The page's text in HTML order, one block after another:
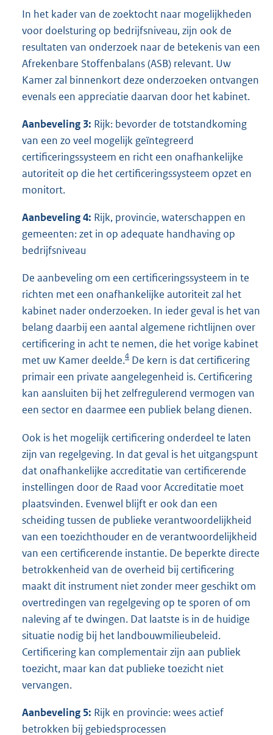
In het kader van de zoektocht naar mogelijkheden
voor doelsturing op bedrijfsniveau, zijn ook de
resultaten van onderzoek naar de betekenis van een
Afrekenbare Stoffenbalans (ASB) relevant. Uw
Kamer zal binnenkort deze onderzoeken ontvangen
evenals een appreciatie daarvan door het kabinet.
Aanbeveling 3: Rijk: bevorder de totstandkoming
van een zo veel mogelijk geïntegreerd
certificeringssysteem en richt een onafhankelijke
autoriteit op die het certificeringssysteem opzet en
monitort.
Aanbeveling 4: Rijk, provincie, waterschappen en
gemeenten: zet in op adequate handhaving op
bedrijfsniveau
De aanbeveling om een certificeringssysteem in te
richten met een onafhankelijke autoriteit zal het
kabinet nader onderzoeken. In ieder geval is het van
belang daarbij een aantal algemene richtlijnen over
certificering in acht te nemen, die het vorige kabinet
met uw Kamer deelde.4 De kern is dat certificering
primair een private aangelegenheid is. Certificering
kan aansluiten bij het zelfregulerend vermogen van
een sector en daarmee een publiek belang dienen.
Ook is het mogelijk certificering onderdeel te laten
zijn van regelgeving. In dat geval is het uitgangspunt
dat onafhankelijke accreditatie van certificerende
instellingen door de Raad voor Accreditatie moet
plaatsvinden. Evenwel blijft er ook dan een
scheiding tussen de publieke verantwoordelijkheid
van een toezichthouder en de verantwoordelijkheid
van een certificerende instantie. De beperkte directe
betrokkenheid van de overheid bij certificering
maakt dit instrument niet zonder meer geschikt om
overtredingen van regelgeving op te sporen of om
naleving af te dwingen. Dat laatste is in de huidige
situatie nodig bij het landbouwmilieubeleid.
Certificering kan complementair zijn aan publiek
toezicht, maar kan dat publieke toezicht niet
vervangen.
Aanbeveling 5: Rijk en provincie: wees actief
betrokken bij gebiedsprocessen